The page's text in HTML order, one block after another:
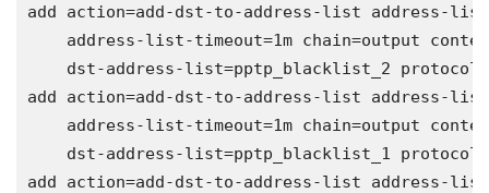
add action=add-dst-to-address-list address-
address-list-timeout=1m chain=output
dst-address-list=pptp_blacklist_2
add action=add-dst-to-address-list address-
address-list-timeout=1m chain=output
dst-address-list=pptp_blacklist_1
add action=add-dst-to-address-list address-